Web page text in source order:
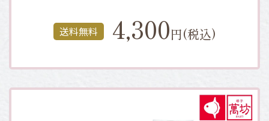
送料無料 4,300円(税込)